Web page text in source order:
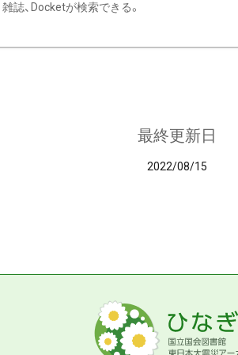
雑誌、Docketが検索できる。
最終更新日
2022/08/15